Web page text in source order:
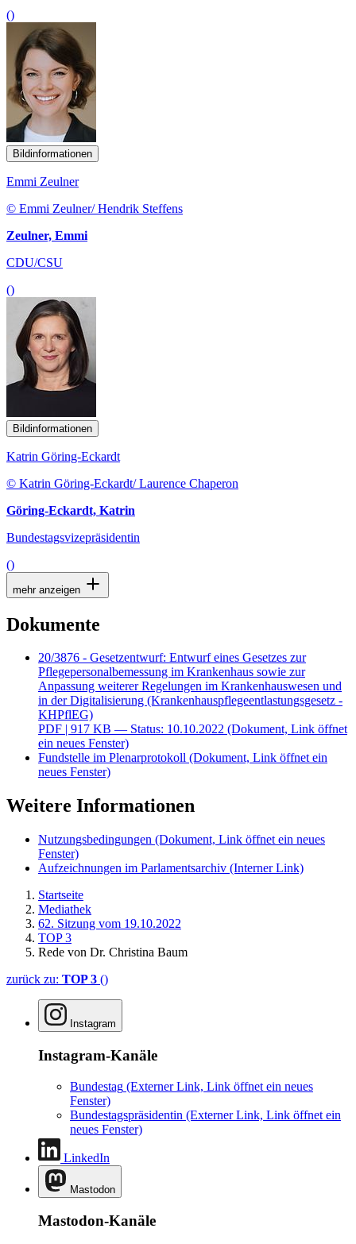
()
Bildinformationen
Emmi Zeulner
© Emmi Zeulner/ Hendrik Steffens
Zeulner, Emmi
CDU/CSU
()
Bildinformationen
Katrin Göring-Eckardt
© Katrin Göring-Eckardt/ Laurence Chaperon
Göring-Eckardt, Katrin
Bundestagsvizepräsidentin
()
mehr anzeigen
Dokumente
20/3876 - Gesetzentwurf: Entwurf eines Gesetzes zur
Pflegepersonalbemessung im Krankenhaus sowie zur
Anpassung weiterer Regelungen im Krankenhauswesen und
in der Digitalisierung (Krankenhauspflegeentlastungsgesetz -
KHPflEG)
PDF | 917 KB — Status: 10.10.2022 (Dokument, Link öffnet
ein neues Fenster)
Fundstelle im Plenarprotokoll (Dokument, Link öffnet ein
neues Fenster)
Weitere Informationen
Nutzungsbedingungen (Dokument, Link öffnet ein neues
Fenster)
Aufzeichnungen im Parlamentsarchiv (Interner Link)
Startseite
Mediathek
62. Sitzung vom 19.10.2022
TOP 3
Rede von Dr. Christina Baum
zurück zu: TOP 3 ()
Instagram
Instagram-Kanäle
Bundestag (Externer Link, Link öffnet ein neues
Fenster)
Bundestagspräsidentin (Externer Link, Link öffnet ein
neues Fenster)
LinkedIn
Mastodon
Mastodon-Kanäle